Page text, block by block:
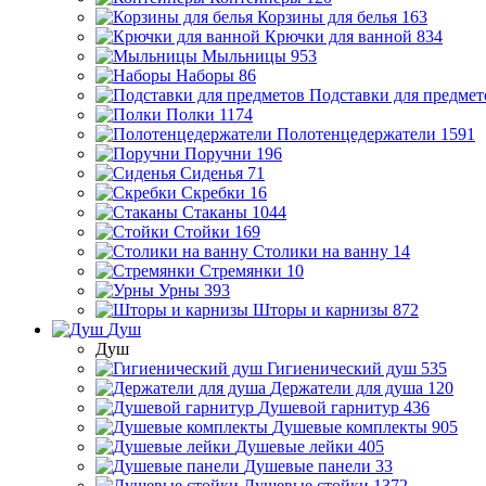
Корзины для белья 163
Крючки для ванной 834
Мыльницы 953
Наборы 86
Подставки для
Полки 1174
Полотенцедержатели 1591
Поручни 196
Сиденья 71
Скребки 16
Стаканы 1044
Стойки 169
Столики на ванну 14
Стремянки 10
Урны 393
Шторы и карнизы 872
Душ
Душ
Гигиенический душ 535
Держатели для душа 120
Душевой гарнитур 436
Душевые комплекты 905
Душевые лейки 405
Душевые панели 33